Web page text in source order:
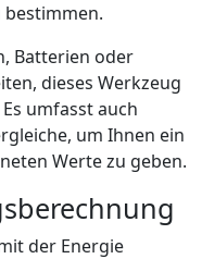
bestimmen.
Batterien oder
dieses Werkzeug
umfasst auch
um Ihnen ein
Werte zu geben.
der Energie